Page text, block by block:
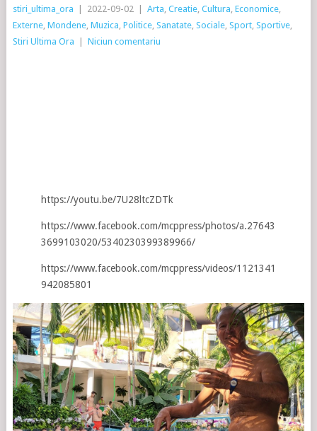
stiri_ultima_ora 2022-09-02 Arta, Creatie, Cultura, Economice,
Externe, Mondene, Muzica, Politice, Sanatate, Sociale, Sport, Sportive,
Stiri Ultima Ora
Niciun comentariu
https://youtu.be/7U28ltcZDTk
https://www.facebook.com/mcppress/photos/a.27643
3699103020/5340230399389966/
https://www.facebook.com/mcppress/videos/1121341
942085801